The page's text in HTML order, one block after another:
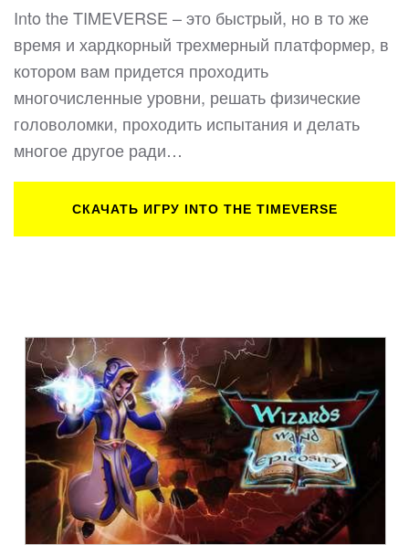
Into the TIMEVERSE – это быстрый, но в то же
время и хардкорный трехмерный платформер, в
котором вам придется проходить
многочисленные уровни, решать физические
головоломки, проходить испытания и делать
многое другое ради…
СКАЧАТЬ ИГРУ INTO THE TIMEVERSE